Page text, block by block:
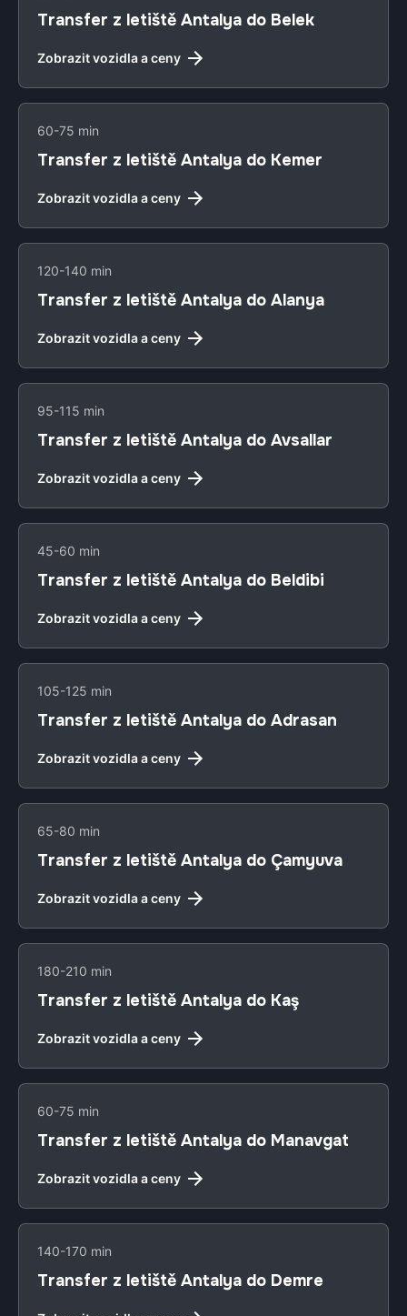
Transfer z letiště Antalya do Belek
Zobrazit vozidla a ceny
60-75 min
Transfer z letiště Antalya do Kemer
Zobrazit vozidla a ceny
120-140 min
Transfer z letiště Antalya do Alanya
Zobrazit vozidla a ceny
95-115 min
Transfer z letiště Antalya do Avsallar
Zobrazit vozidla a ceny
45-60 min
Transfer z letiště Antalya do Beldibi
Zobrazit vozidla a ceny
105-125 min
Transfer z letiště Antalya do Adrasan
Zobrazit vozidla a ceny
65-80 min
Transfer z letiště Antalya do Çamyuva
Zobrazit vozidla a ceny
180-210 min
Transfer z letiště Antalya do Kaş
Zobrazit vozidla a ceny
60-75 min
Transfer z letiště Antalya do Manavgat
Zobrazit vozidla a ceny
140-170 min
Transfer z letiště Antalya do Demre